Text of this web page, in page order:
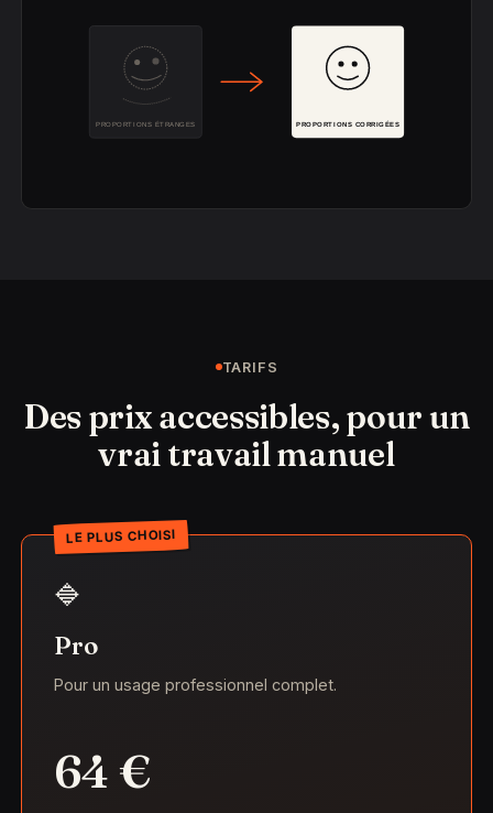
TARIFS
Des prix accessibles, pour un
vrai travail manuel
LE PLUS CHOISI
🔷
Pro
Pour un usage professionnel complet.
64 €